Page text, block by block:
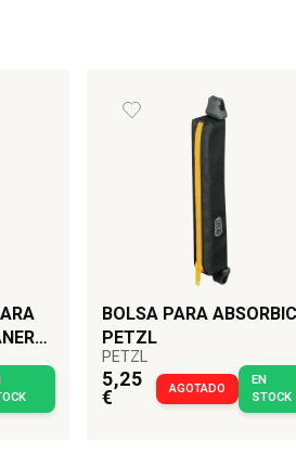
cuerdas.
BOLSA PARA
PETZL
PETZL
5,25
€
AGOTADO
EN
STOCK